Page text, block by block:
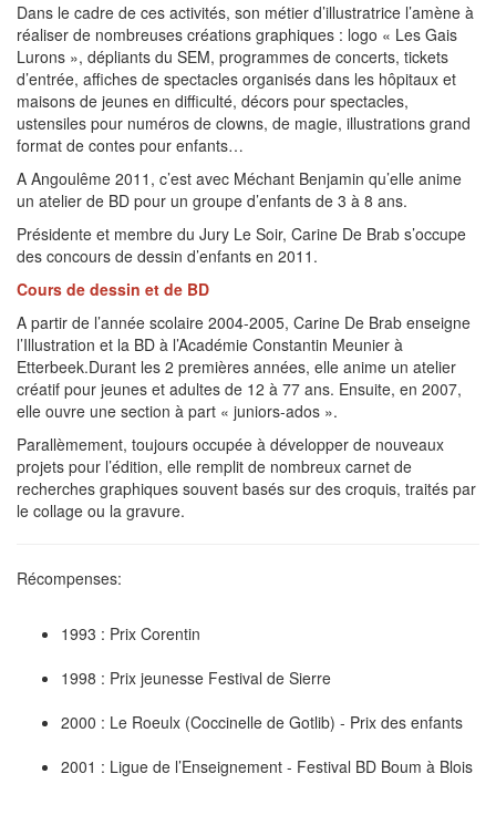
Dans le cadre de ces activités, son métier d’illustratrice l’amène à
réaliser de nombreuses créations graphiques : logo « Les Gais
Lurons », dépliants du SEM, programmes de concerts, tickets
d’entrée, affiches de spectacles organisés dans les hôpitaux et
maisons de jeunes en difficulté, décors pour spectacles,
ustensiles pour numéros de clowns, de magie, illustrations grand
format de contes pour enfants…
A Angoulême 2011, c’est avec Méchant Benjamin qu’elle anime
un atelier de BD pour un groupe d’enfants de 3 à 8 ans.
Présidente et membre du Jury Le Soir, Carine De Brab s’occupe
des concours de dessin d’enfants en 2011.
Cours de dessin et de BD
A partir de l’année scolaire 2004-2005, Carine De Brab enseigne
l’Illustration et la BD à l’Académie Constantin Meunier à
Etterbeek.Durant les 2 premières années, elle anime un atelier
créatif pour jeunes et adultes de 12 à 77 ans. Ensuite, en 2007,
elle ouvre une section à part « juniors-ados ».
Parallèmement, toujours occupée à développer de nouveaux
projets pour l’édition, elle remplit de nombreux carnet de
recherches graphiques souvent basés sur des croquis, traités par
le collage ou la gravure.
Récompenses:
1993 : Prix Corentin
1998 : Prix jeunesse Festival de Sierre
2000 : Le Roeulx (Coccinelle de Gotlib) - Prix des enfants
2001 : Ligue de l’Enseignement - Festival BD Boum à Blois